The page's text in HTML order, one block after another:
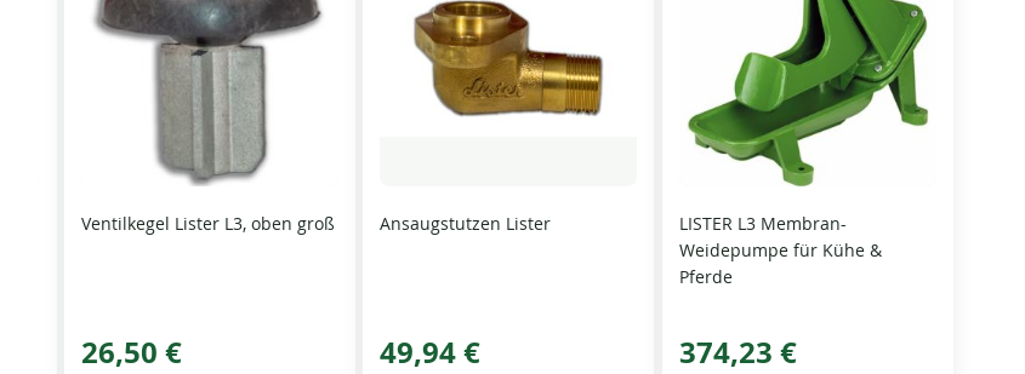
Ventilkegel Lister L3, oben groß
26,50 €
Ansaugstutzen Lister
49,94 €
LISTER L3 Membran-
Weidepumpe für Kühe &
Pferde
374,23 €